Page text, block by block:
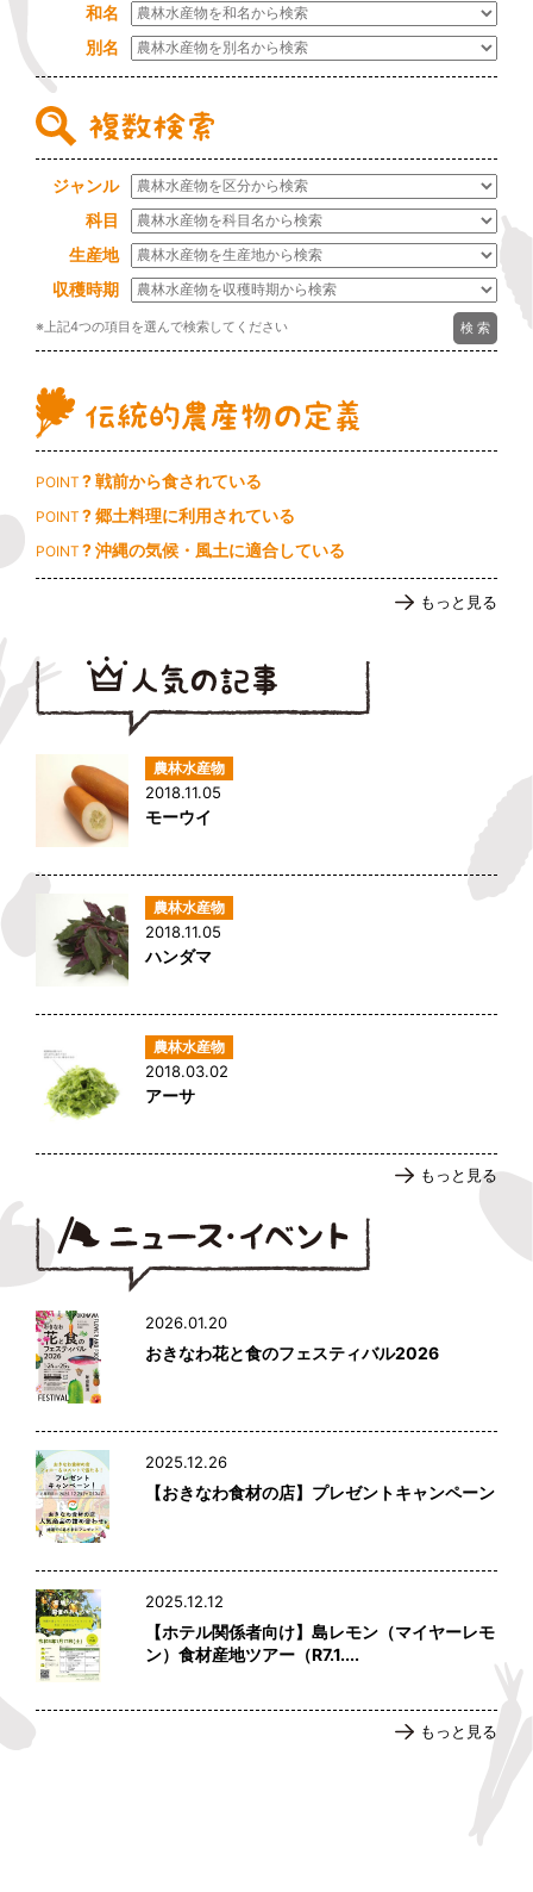
和名
別名
ジャンル
科目
生産地
収穫時期
※上記4つの項目を選んで検索してください
POINT ? 戦前から食されている
POINT ? 郷土料理に利用されている
POINT ? 沖縄の気候・風土に適合している
もっと見る
2018.11.05
モーウイ
2018.11.05
ハンダマ
2018.03.02
アーサ
もっと見る
2026.01.20
おきなわ花と食のフェスティバル2026
2025.12.26
【おきなわ食材の店】プレゼントキャンペーン
2025.12.12
【ホテル関係者向け】島レモン（マイヤーレモ
ン）食材産地ツアー（R7.1....
もっと見る